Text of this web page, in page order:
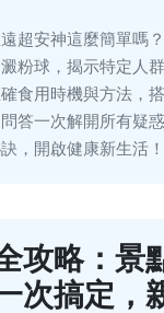
超安神這麼簡單嗎
粉球，揭示特定人
食用時機與方法，
答一次解開所有疑
，開啟健康新生活！
攻略：景
次搞定，